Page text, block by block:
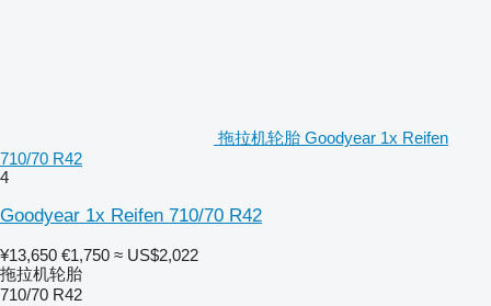
拖拉机轮胎 Goodyear 1x Reifen
710/70 R42
4
Goodyear 1x Reifen 710/70 R42
¥13,650 €1,750 ≈ US$2,022
拖拉机轮胎
710/70 R42